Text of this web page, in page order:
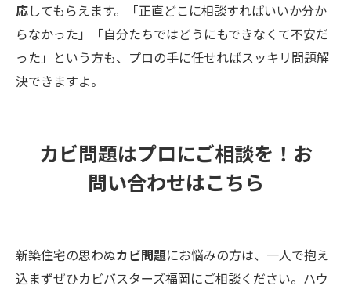
応してもらえます。「正直どこに相談すればいいか分か
らなかった」「自分たちではどうにもできなくて不安だ
った」という方も、プロの手に任せればスッキリ問題解
決できますよ。
カビ問題はプロにご相談を！お
問い合わせはこちら
新築住宅の思わぬカビ問題にお悩みの方は、一人で抱え
込まずぜひカビバスターズ福岡にご相談ください。ハウ